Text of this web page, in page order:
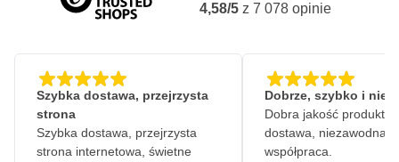
4,58/5 z 7 078 opinie
Szybka dostawa, przejrzysta
strona
Szybka dostawa, przejrzysta
strona internetowa, świetne
Dobrze, szybko i
Dobra jakość
dostawa, niezawodna
współpraca.